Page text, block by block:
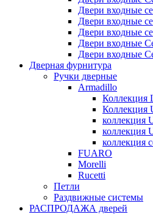
Двери входные
Двери входные
Двери входные
Двери входные
Двери входные
Дверная фурнитура
Ручки дверные
Armadillo
Коллекция
Коллекция
коллекция
коллекция
коллекция
FUARO
Morelli
Rucetti
Петли
Раздвижные системы
РАСПРОДАЖА дверей